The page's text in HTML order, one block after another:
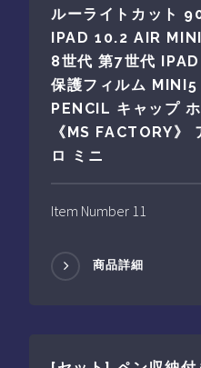
ルーライトカット
IPAD 10.2 AIR
8世代 第7世代
保護フィルム
PENCIL キャップ
《MS FACTORY》
ロ ミニ
Item Number 11
商品詳細